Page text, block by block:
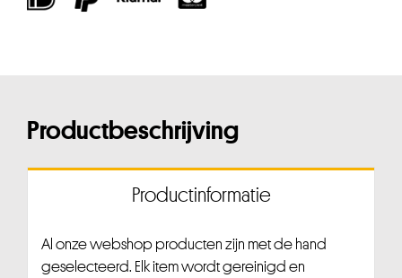
Productbeschrijving
Productinformatie
Al onze webshop producten zijn met de hand
geselecteerd. Elk item wordt gereinigd en